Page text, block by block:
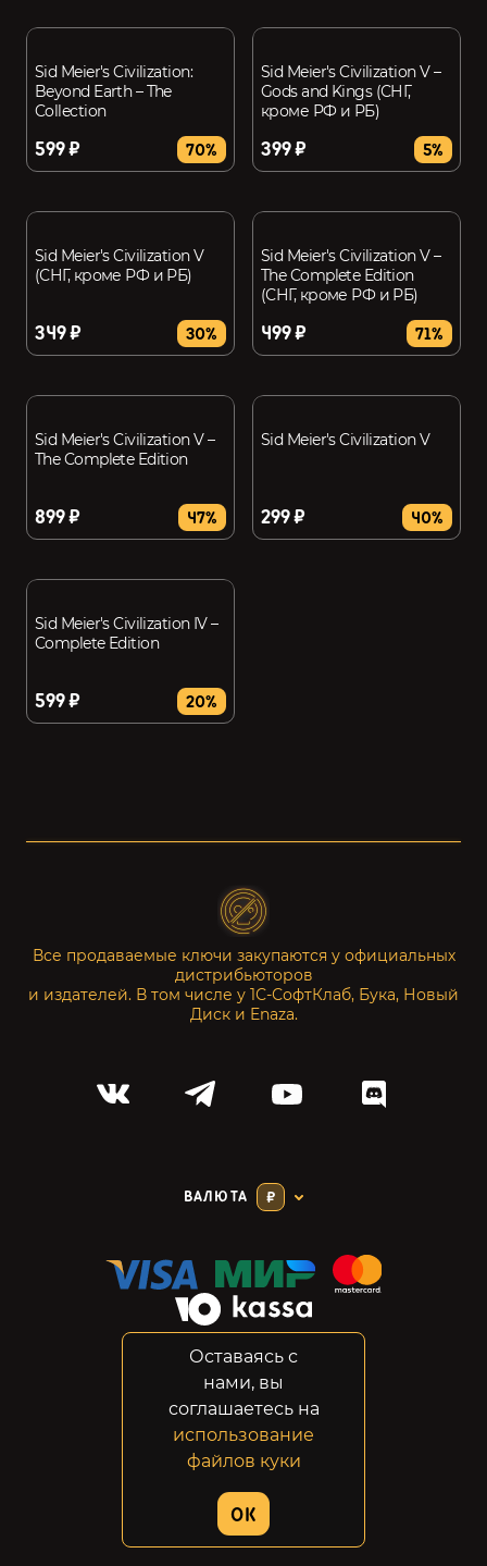
Sid Meier's Civilization:
Beyond Earth – The
Collection
599 ₽ 70%
Sid Meier's Civilization V –
Gods and Kings (СНГ,
кроме РФ и РБ)
399 ₽ 5%
Sid Meier's Civilization V
(СНГ, кроме РФ и РБ)
349 ₽ 30%
Sid Meier's Civilization V –
The Complete Edition
(СНГ, кроме РФ и РБ)
499 ₽ 71%
Sid Meier's Civilization V –
The Complete Edition
899 ₽ 47%
Sid Meier's Civilization V
299 ₽ 40%
Sid Meier's Civilization IV –
Complete Edition
599 ₽ 20%
Все продаваемые ключи закупаются у официальных
дистрибьюторов
и издателей. В том числе у 1С-СофтКлаб, Бука, Новый
Диск и Enaza.
ВАЛЮТА ₽
Конфиденциальность
Возвраты
Правовая информация
© 2014-2026 GabeStore
ADN Digital Studio
Оставаясь с
нами, вы
соглашаетесь на
использование
файлов куки
OK